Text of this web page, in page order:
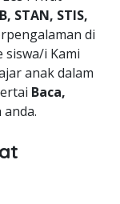
STAN, STIS,
di
siswa/i Kami
anak dalam
Baca,